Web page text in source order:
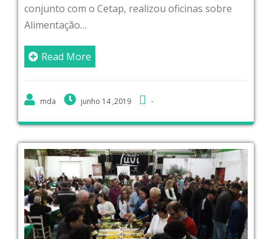
conjunto com o Cetap, realizou oficinas sobre
Alimentação…
Read More
mda junho 14 ,2019 -